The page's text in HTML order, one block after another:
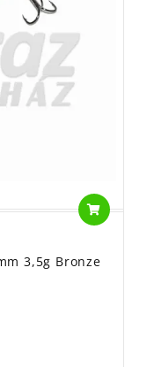
3,5g Bronze